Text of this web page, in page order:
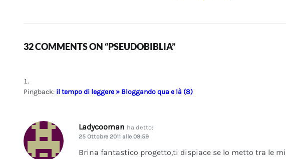
32 COMMENTS ON “PSEUDOBIBLIA”
Pingback: il tempo di leggere » Bloggando qua e là (8)
Ladycooman ha detto:
25 Ottobre 2011 alle 09:59
Brina fantastico progetto,ti dispiace se lo metto tra le